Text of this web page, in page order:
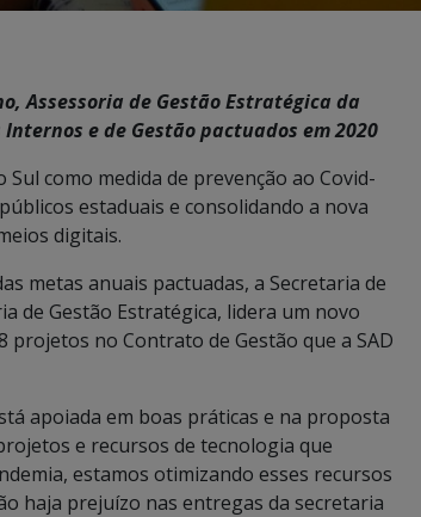
Assessoria de Gestão Estratégica da
e de Gestão pactuados em 2020
como medida de prevenção ao Covid-
estaduais e consolidando a nova
digitais.
metas anuais pactuadas, a Secretaria de
de Gestão Estratégica, lidera um novo
no Contrato de Gestão que a SAD
apoiada em boas práticas e na proposta
e recursos de tecnologia que
estamos otimizando esses recursos
haja prejuízo nas entregas da secretaria